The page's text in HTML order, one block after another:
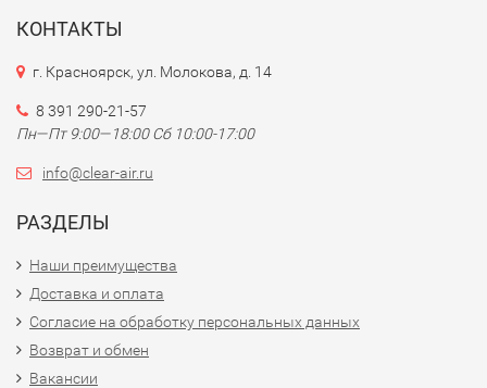
КОНТАКТЫ
г. Красноярск, ул. Молокова, д. 14
8 391 290-21-57
Пн—Пт 9:00—18:00 Сб 10:00-17:00
info@clear-air.ru
РАЗДЕЛЫ
Наши преимущества
Доставка и оплата
Согласие на обработку персональных данных
Возврат и обмен
Вакансии